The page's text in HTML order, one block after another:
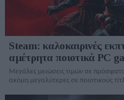
Steam: καλοκαιρινές
αμέτρητα ποιοτικά PC
Μεγάλες μειώσεις τιμών σε
ακόμη μεγαλύτερες σε ποιοτικούς